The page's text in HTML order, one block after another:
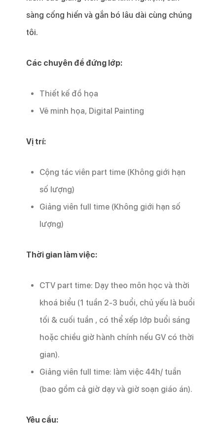
sàng cống hiến và gắn bó lâu dài cùng chúng
tôi.
Các chuyên đề đứng lớp:
Thiết kế đồ họa
Vẽ minh họa, Digital Painting
Vị trí:
Cộng tác viên part time (Không giới hạn
số lượng)
Giảng viên full time (Không giới hạn số
lượng)
Thời gian làm việc:
CTV part time: Dạy theo môn học và thời
khoá biểu (1 tuần 2-3 buổi, chủ yếu là buổi
tối & cuối tuần , có thể xếp lớp buổi sáng
hoặc chiều giờ hành chính nếu GV có thời
gian).
Giảng viên full time: làm việc 44h/ tuần
(bao gồm cả giờ dạy và giờ soạn giáo án).
Yêu cầu: